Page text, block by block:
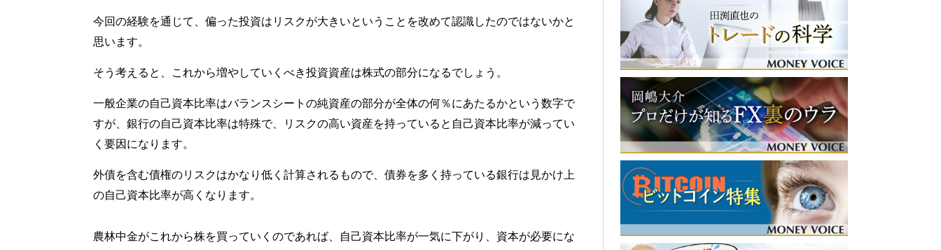
今回の経験を通じて、偏った投資はリスクが大きいということを改めて認識したのではないかと
思います。
そう考えると、これから増やしていくべき投資資産は株式の部分になるでしょう。
一般企業の自己資本比率はバランスシートの純資産の部分が全体の何％にあたるかという数字で
すが、銀行の自己資本比率は特殊で、リスクの高い資産を持っていると自己資本比率が減ってい
く要因になります。
外債を含む債権のリスクはかなり低く計算されるもので、債券を多く持っている銀行は見かけ上
の自己資本比率が高くなります。
農林中金がこれから株を買っていくのであれば、自己資本比率が一気に下がり、資本が必要にな